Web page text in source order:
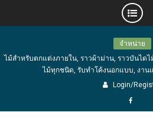
content
จำหน่าย
ไม้สำหรับตกแต่งภายใน, ราวผ้าม่าน, ราวบันได
ไม้ทุกชนิด, รับทำโค้งนอกแบบ, งาน
Login/